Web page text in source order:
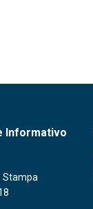
Informativo
Stampa